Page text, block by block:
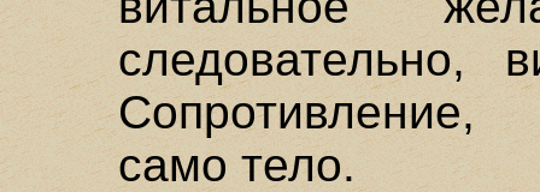
следовательно,
Сопротивление,
само тело.